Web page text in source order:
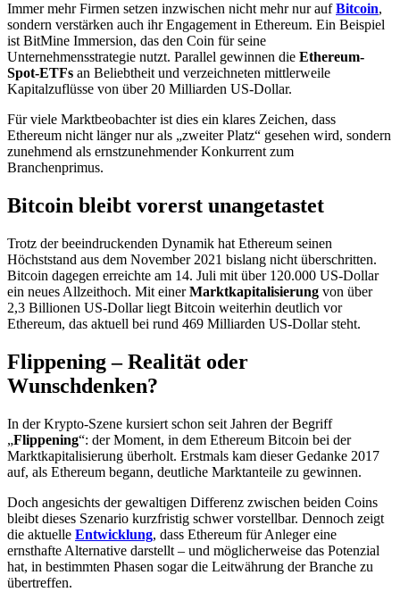
Immer mehr Firmen setzen inzwischen nicht mehr nur aufBitcoin,
sondern verstärken auch ihr Engagement in Ethereum. Ein Beispiel
ist BitMine Immersion, das den Coin für seine
Unternehmensstrategie nutzt. Parallel gewinnen die Ethereum-
Spot-ETFs an Beliebtheit und verzeichneten mittlerweile
Kapitalzuflüsse von über 20 Milliarden US-Dollar.
Für viele Marktbeobachter ist dies ein klares Zeichen, dass
Ethereum nicht länger nur als „zweiter Platz“ gesehen wird, sondern
zunehmend als ernstzunehmender Konkurrent zum
Branchenprimus.
Bitcoin bleibt vorerst unangetastet
Trotz der beeindruckenden Dynamik hat Ethereum seinen
Höchststand aus dem November 2021 bislang nicht überschritten.
Bitcoin dagegen erreichte am 14. Juli mit über 120.000 US-Dollar
ein neues Allzeithoch. Mit einerMarktkapitalisierung von über
2,3 Billionen US-Dollar liegt Bitcoin weiterhin deutlich vor
Ethereum, das aktuell bei rund 469 Milliarden US-Dollar steht.
Flippening – Realität oder
Wunschdenken?
In der Krypto-Szene kursiert schon seit Jahren der Begriff
„Flippening“: der Moment, in dem Ethereum Bitcoin bei der
Marktkapitalisierung überholt. Erstmals kam dieser Gedanke 2017
auf, als Ethereum begann, deutliche Marktanteile zu gewinnen.
Doch angesichts der gewaltigen Differenz zwischen beiden Coins
bleibt dieses Szenario kurzfristig schwer vorstellbar. Dennoch zeigt
die aktuelle Entwicklung, dass Ethereum für Anleger eine
ernsthafte Alternative darstellt – und möglicherweise das Potenzial
hat, in bestimmten Phasen sogar die Leitwährung der Branche zu
übertreffen.